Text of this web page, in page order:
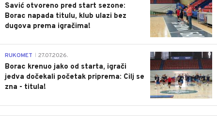
Savić otvoreno pred start sezone:
Borac napada titulu, klub ulazi bez
dugova prema igračima!
0
RUKOMET 27.07.2026.
Borac krenuo jako od starta, igrači
jedva dočekali početak priprema: Cilj se
zna - titula!